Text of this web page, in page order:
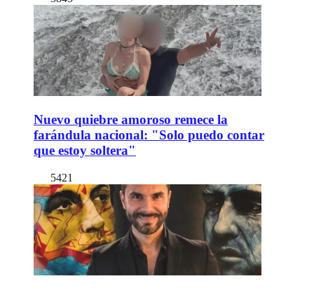
Nuevo quiebre amoroso remece la
farándula nacional: "Solo puedo contar
que estoy soltera"
5421